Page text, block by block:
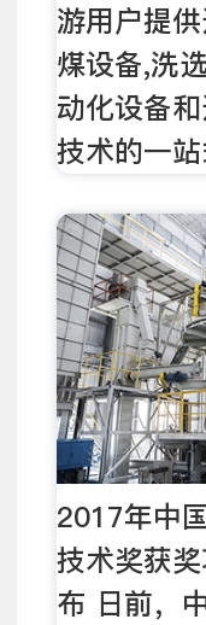
游用户提
煤设备,洗
动化设备
技术的一
2017年中
技术奖获
布 日前，